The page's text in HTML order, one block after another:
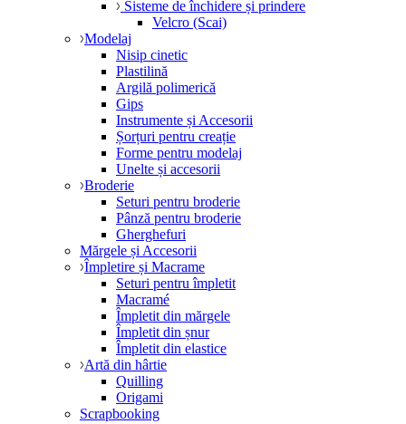
Sisteme de închidere și prindere
Velcro (Scai)
Modelaj
Nisip cinetic
Plastilină
Argilă polimerică
Gips
Instrumente și Accesorii
Șorțuri pentru creație
Forme pentru modelaj
Unelte și accesorii
Broderie
Seturi pentru broderie
Pânză pentru broderie
Gherghefuri
Mărgele și Accesorii
Împletire și Macrame
Seturi pentru împletit
Macramé
Împletit din mărgele
Împletit din șnur
Împletit din elastice
Artă din hârtie
Quilling
Origami
Scrapbooking